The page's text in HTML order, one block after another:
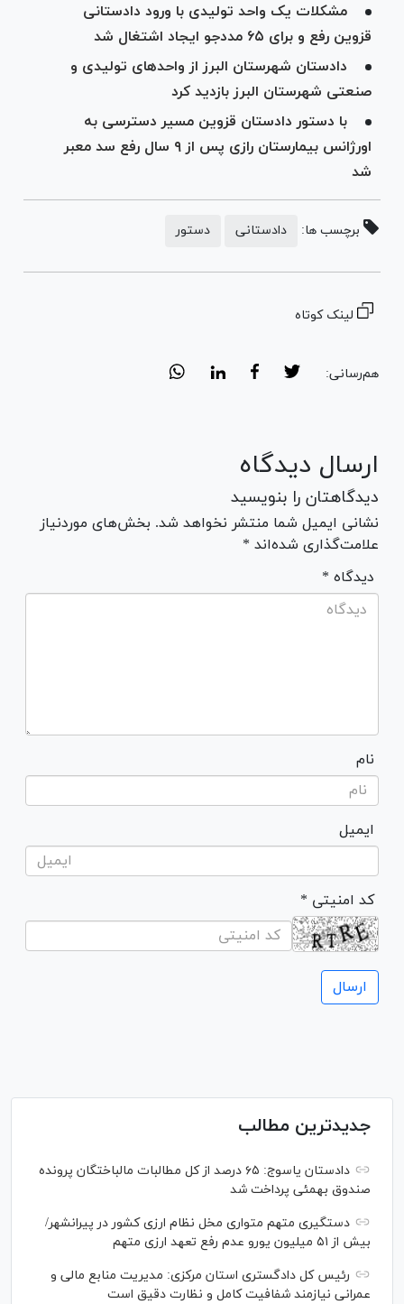
مشکلات یک واحد تولیدی با ورود دادستانی
قزوین رفع و برای ۶۵ مددجو ایجاد اشتغال شد
دادستان شهرستان البرز از واحد‌های تولیدی و
صنعتی شهرستان البرز بازدید کرد
با دستور دادستان قزوین مسیر دسترسی به
اورژانس بیمارستان رازی پس از ۹ سال رفع سد معبر
شد
برچسب ها: دادستانی دستور
لینک کوتاه
هم‌رسانی:
ارسال دیدگاه
دیدگاهتان را بنویسید
نشانی ایمیل شما منتشر نخواهد شد. بخش‌های موردنیاز
علامت‌گذاری شده‌اند *
* دیدگاه
نام
ایمیل
* کد امنیتی
جدیدترین مطالب
دادستان یاسوج: ۶۵ درصد از کل مطالبات مالباختگان پرونده
صندوق بهمئی پرداخت شد
دستگیری متهم متواری مخل نظام ارزی کشور در پیرانشهر/
بیش از ۵۱ میلیون یورو عدم رفع تعهد ارزی متهم
رئیس کل دادگستری استان مرکزی: مدیریت منابع مالی و
عمرانی نیازمند شفافیت کامل و نظارت دقیق است